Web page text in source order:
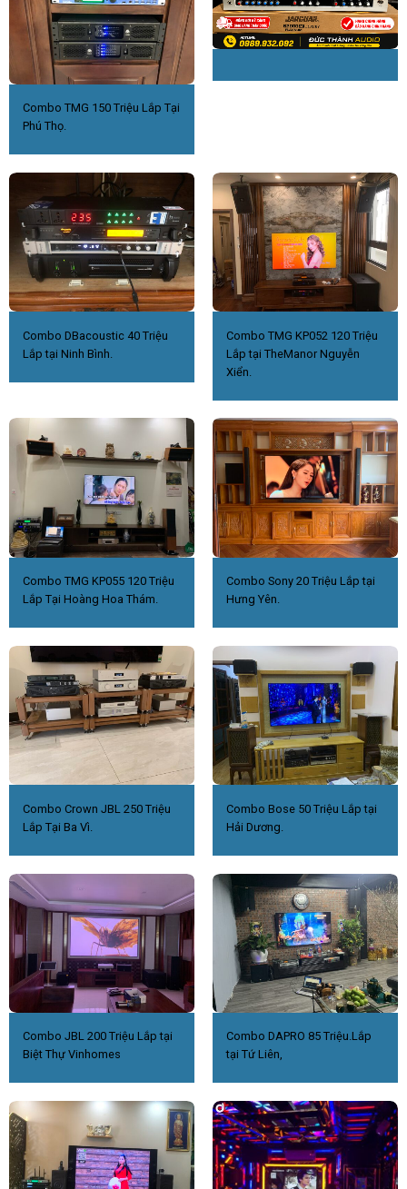
Combo TMG 150 Triệu Lắp Tại
Phú Thọ.
Combo DBacoustic 40 Triệu
Lắp tại Ninh Bình.
Combo TMG KP052 120 Triệu
Lắp tại TheManor Nguyễn
Xiển.
Combo TMG KP055 120 Triệu
Lắp Tại Hoàng Hoa Thám.
Combo Sony 20 Triệu Lắp tại
Hưng Yên.
Combo Crown JBL 250 Triệu
Lắp Tại Ba Vì.
Combo Bose 50 Triệu Lắp tại
Hải Dương.
Combo JBL 200 Triệu Lắp tại
Biệt Thự Vinhomes
Combo DAPRO 85 Triệu.Lắp
tại Tứ Liên,